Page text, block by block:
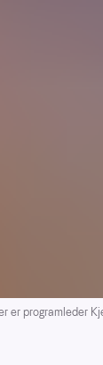
er programleder